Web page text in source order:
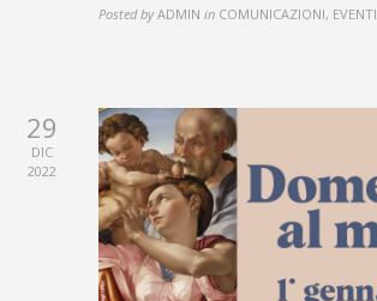
Posted by ADMIN in COMUNICAZIONI, EVENTI
29
DIC
2022